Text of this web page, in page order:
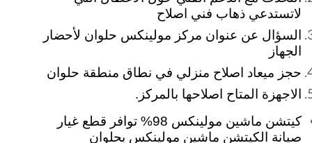
لاتستدعي ذهاب فني اصلاح
السؤال عن عنوان مركز مولينكس حلوان لأحضار
الجهاز
حجز ميعاد اصلاح منزلي في نطاق منطقة حلوان
الاجهزة المتاح اصلاحها بالمركز.
كيتشن ماشين مولينكس 98% توافر قطع غيار
صيانة الكيتشن ماشين مولينكس بحلوان